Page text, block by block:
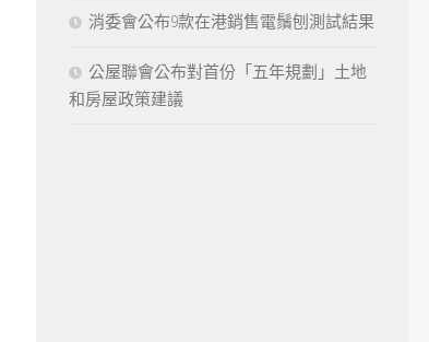
消委會公布9款在港銷售電鬚刨測試結果
公屋聯會公布對首份「五年規劃」土地
和房屋政策建議